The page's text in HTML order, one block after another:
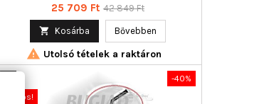
Ár
25 709 Ft Normál
42 849 Ft
 Kosárba Bővebben
 Utolsó tételek a raktáron
-40%
Akciós!